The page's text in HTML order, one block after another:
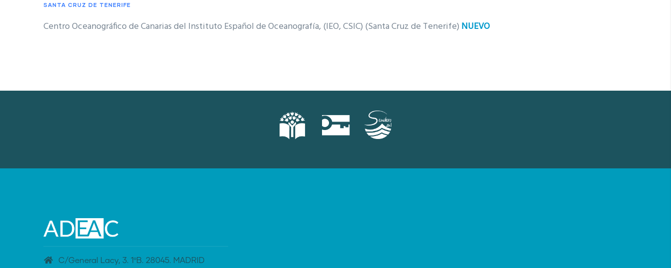
SANTA CRUZ DE TENERIFE
Centro Oceanográfico de Canarias del Instituto Español de Oceanografía, (IEO, CSIC) (Santa Cruz de Tenerife) NUEVO
C/General Lacy, 3. 1ºB. 28045. MADRID